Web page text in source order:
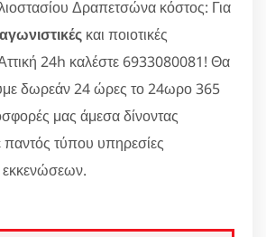
Δραπετσώνα κόστος: Για
και ποιοτικές
24h καλέστε 6933080081! Θα
δωρεάν 24 ώρες το 24ωρο 365
μας άμεσα δίνοντας
παντός τύπου υπηρεσίες